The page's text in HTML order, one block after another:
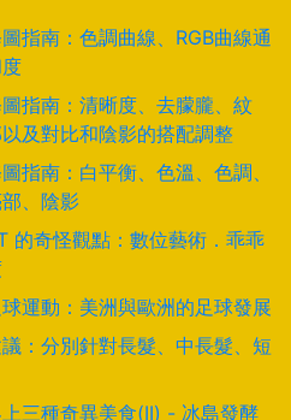
指南：色調曲線、RGB曲線通
指南：清晰度、去朦朧、紋
及對比和陰影的搭配調整
指南：白平衡、色溫、色調、
、陰影
的奇怪觀點：數位藝術．乖乖
運動：美洲與歐洲的足球發展
：分別針對長髮、中長髮、短
三種奇異美食(II) - 冰島發酵